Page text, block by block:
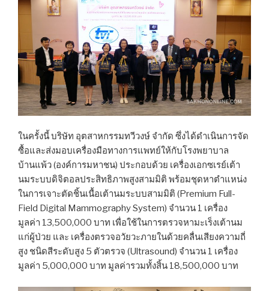
ในครั้งนี้ บริษัท อุตสาหกรรมทวีวงษ์ จำกัด ซึ่งได้ดำเนินการจัด
ซื้อและส่งมอบเครื่องมือทางการแพทย์ให้กับโรงพยาบาล
บ้านแพ้ว (องค์การมหาชน) ประกอบด้วย เครื่องเอกซเรย์เต้า
นมระบบดิจิตอลประสิทธิภาพสูงสามมิติ พร้อมชุดหาตำแหน่ง
ในการเจาะตัดชิ้นเนื้อเต้านมระบบสามมิติ (Premium Full-
Field Digital Mammography System) จำนวน 1 เครื่อง
มูลค่า 13,500,000 บาท เพื่อใช้ในการตรวจหามะเร็งเต้านม
แก่ผู้ป่วย และ เครื่องตรวจอวัยวะภายในด้วยคลื่นเสียงความถี่
สูง ชนิดสีระดับสูง 5 ตัวตรวจ (Ultrasound) จำนวน 1 เครื่อง
มูลค่า 5,000,000 บาท มูลค่ารวมทั้งสิ้น 18,500,000 บาท